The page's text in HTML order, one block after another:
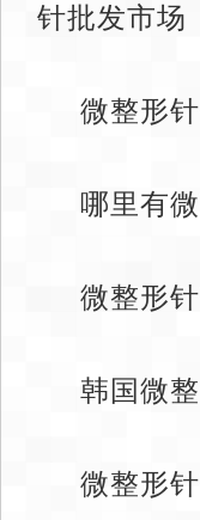
针批发市场
微整形
哪里有
微整形
韩国微
微整形